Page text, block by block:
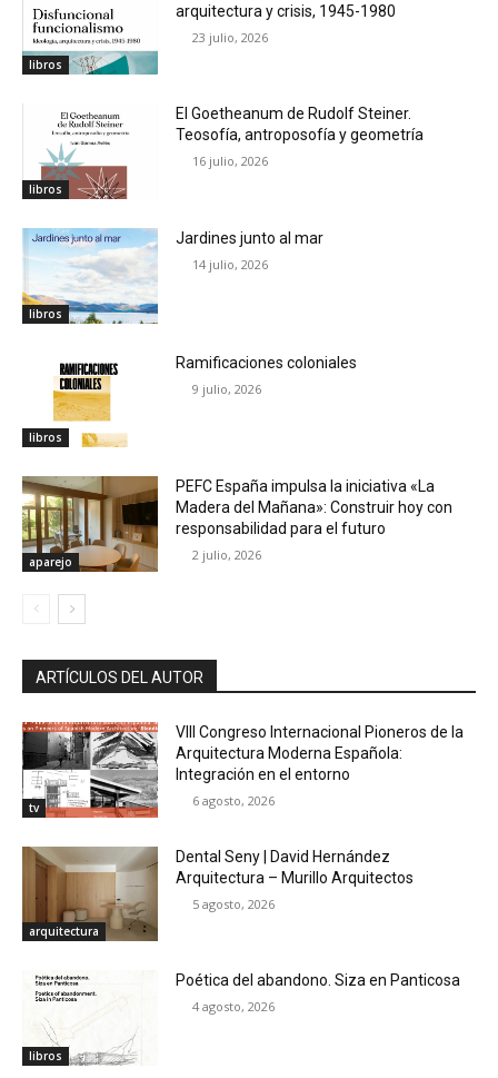
libros
arquitectura y crisis, 1945-1980
23 julio, 2026
libros
El Goetheanum de Rudolf Steiner.
Teosofía, antroposofía y geometría
16 julio, 2026
libros
Jardines junto al mar
14 julio, 2026
libros
Ramificaciones coloniales
9 julio, 2026
aparejo
PEFC España impulsa la iniciativa «La
Madera del Mañana»: Construir hoy con
responsabilidad para el futuro
2 julio, 2026
ARTÍCULOS DEL AUTOR
tv
VIII Congreso Internacional Pioneros de la
Arquitectura Moderna Española:
Integración en el entorno
6 agosto, 2026
arquitectura
Dental Seny | David Hernández
Arquitectura – Murillo Arquitectos
5 agosto, 2026
libros
Poética del abandono. Siza en Panticosa
4 agosto, 2026